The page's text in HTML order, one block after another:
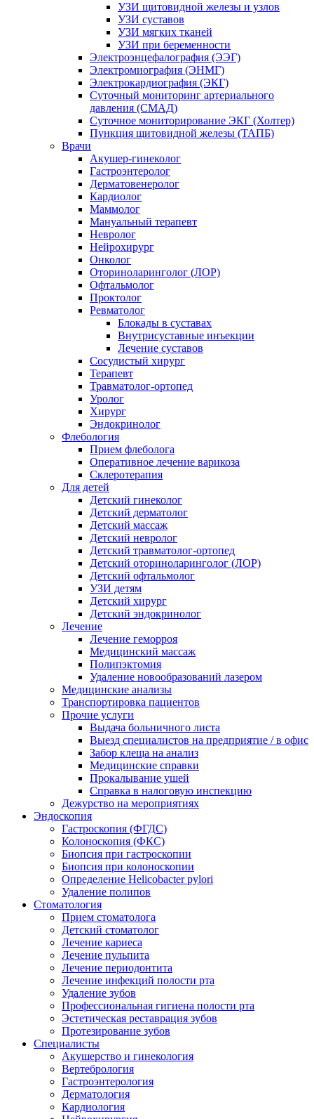
УЗИ щитовидной железы и узлов
УЗИ суставов
УЗИ мягких тканей
УЗИ при беременности
Электроэнцефалография (ЭЭГ)
Электромиография (ЭНМГ)
Электрокардиография (ЭКГ)
Суточный мониторинг артериального
давления (СМАД)
Суточное мониторирование ЭКГ (Холтер)
Пункция щитовидной железы (ТАПБ)
Врачи
Акушер-гинеколог
Гастроэнтеролог
Дерматовенеролог
Кардиолог
Маммолог
Мануальный терапевт
Невролог
Нейрохирург
Онколог
Оториноларинголог (ЛОР)
Офтальмолог
Проктолог
Ревматолог
Блокады в суставах
Внутрисуставные инъекции
Лечение суставов
Сосудистый хирург
Терапевт
Травматолог-ортопед
Уролог
Хирург
Эндокринолог
Флебология
Прием флеболога
Оперативное лечение варикоза
Склеротерапия
Для детей
Детский гинеколог
Детский дерматолог
Детский массаж
Детский невролог
Детский травматолог-ортопед
Детский оториноларинголог (ЛОР)
Детский офтальмолог
УЗИ детям
Детский хирург
Детский эндокринолог
Лечение
Лечение геморроя
Медицинский массаж
Полипэктомия
Удаление новообразований лазером
Медицинские анализы
Транспортировка пациентов
Прочие услуги
Выдача больничного листа
Выезд специалистов на предприятие / в офис
Забор клеща на анализ
Медицинские справки
Прокалывание ушей
Справка в налоговую инспекцию
Дежурство на мероприятиях
Эндоскопия
Гастроскопия (ФГДС)
Колоноскопия (ФКС)
Биопсия при гастроскопии
Биопсия при колоноскопии
Определение Helicobacter pylori
Удаление полипов
Стоматология
Прием стоматолога
Детский стоматолог
Лечение кариеса
Лечение пульпита
Лечение периодонтита
Лечение инфекций полости рта
Удаление зубов
Профессиональная гигиена полости рта
Эстетическая реставрация зубов
Протезирование зубов
Специалисты
Акушерство и гинекология
Вертебрология
Гастроэнтерология
Дерматология
Кардиология